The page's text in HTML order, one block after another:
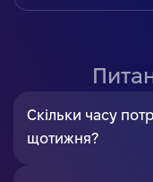
Скільки часу
щотижня?